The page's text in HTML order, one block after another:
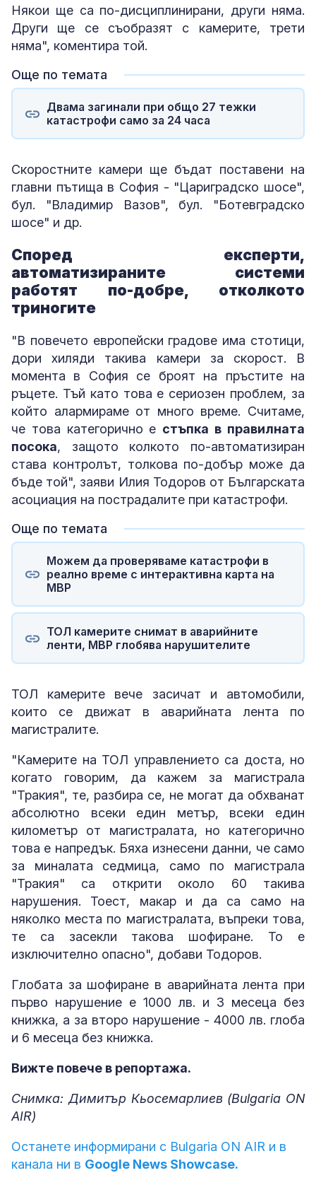
Някои ще са по-дисциплинирани, други няма.
Други ще се съобразят с камерите, трети
няма", коментира той.
Още по темата
Двама загинали при общо 27 тежки
катастрофи само за 24 часа
Скоростните камери ще бъдат поставени на
главни пътища в София - "Цариградско шосе",
бул. "Владимир Вазов", бул. "Ботевградско
шосе" и др.
Според експерти,
автоматизираните системи
работят по-добре, отколкото
триногите
"В повечето европейски градове има стотици,
дори хиляди такива камери за скорост. В
момента в София се броят на пръстите на
ръцете. Тъй като това е сериозен проблем, за
който алармираме от много време. Считаме,
че това категорично е стъпка в правилната
посока, защото колкото по-автоматизиран
става контролът, толкова по-добър може да
бъде той", заяви Илия Тодоров от Българската
асоциация на пострадалите при катастрофи.
Още по темата
Можем да проверяваме катастрофи в
реално време с интерактивна карта на
МВР
ТОЛ камерите снимат в аварийните
ленти, МВР глобява нарушителите
ТОЛ камерите вече засичат и автомобили,
които се движат в аварийната лента по
магистралите.
"Камерите на ТОЛ управлението са доста, но
когато говорим, да кажем за магистрала
"Тракия", те, разбира се, не могат да обхванат
абсолютно всеки един метър, всеки един
километър от магистралата, но категорично
това е напредък. Бяха изнесени данни, че само
за миналата седмица, само по магистрала
"Тракия" са открити около 60 такива
нарушения. Тоест, макар и да са само на
няколко места по магистралата, въпреки това,
те са засекли такова шофиране. То е
изключително опасно", добави Тодоров.
Глобата за шофиране в аварийната лента при
първо нарушение е 1000 лв. и 3 месеца без
книжка, а за второ нарушение - 4000 лв. глоба
и 6 месеца без книжка.
Вижте повече в репортажа.
Снимка: Димитър Кьосемарлиев (Bulgaria ON
AIR)
Останете информирани с Bulgaria ON AIR и в
канала ни в Google News Showcase.